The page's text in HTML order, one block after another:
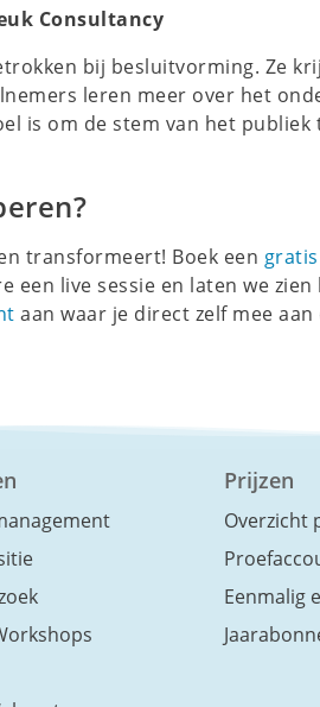
Consultancy
bij besluitvorming. Ze
leren meer over het
is om de stem van het publiek
transformeert! Boek een
een live sessie en laten we
aan waar je direct zelf mee aan
Prijzen
Overzicht
Eenmalig